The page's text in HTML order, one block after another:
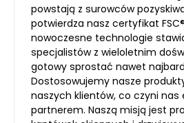
powstają z surowców
potwierdza nasz certyfikat
nowoczesne technologie
specjalistów z wieloletnim
gotowy sprostać nawet
Dostosowujemy nasze
naszych klientów, co czyni
partnerem. Naszą misją jest